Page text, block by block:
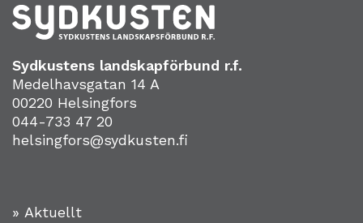
Sydkustens landskapförbund r.f.
Medelhavsgatan 14 A
00220 Helsingfors
044-733 47 20
helsingfors@sydkusten.fi
» Aktuellt